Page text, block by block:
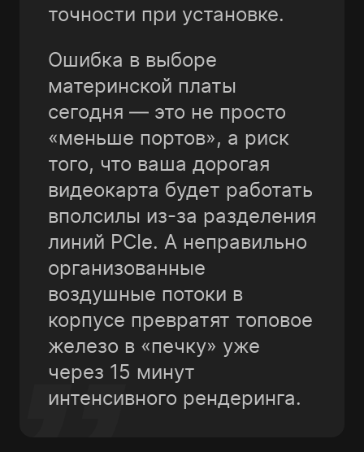
точности при установке.
Ошибка в выборе
материнской платы
сегодня — это не просто
«меньше портов», а риск
того, что ваша дорогая
видеокарта будет работать
вполсилы из-за разделения
линий PCIe. А неправильно
организованные
воздушные потоки в
корпусе превратят топовое
железо в «печку» уже
через 15 минут
интенсивного рендеринга.